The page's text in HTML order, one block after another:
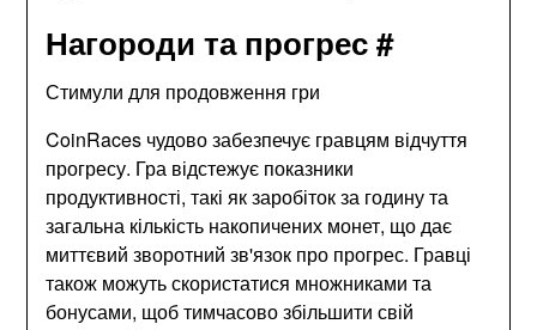
Нагороди та прогрес #
Стимули для продовження гри
CoinRaces чудово забезпечує гравцям відчуття
прогресу. Гра відстежує показники
продуктивності, такі як заробіток за годину та
загальна кількість накопичених монет, що дає
миттєвий зворотний зв'язок про прогрес. Гравці
також можуть скористатися множниками та
бонусами, щоб тимчасово збільшити свій